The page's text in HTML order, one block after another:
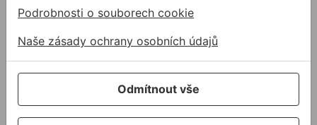
desek, skla, oken, dveří a
jiného plošného
materiálu. Prodává se v páru.
1502,87 Kč
1 502,87Kč s DPH
skla, oken, dveří a jiného
plošného materiálu na
kolečkách.
6655,25 Kč
6 655,25Kč s DPH
Podrobnosti o souborech cookie
Naše zásady ochrany osobních údajů
Odmítnout vše